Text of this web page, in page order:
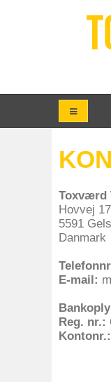
Toxværd
Hovvej 17
5591
Danmark
E-mail:
Reg. nr.:
Kontonr.: